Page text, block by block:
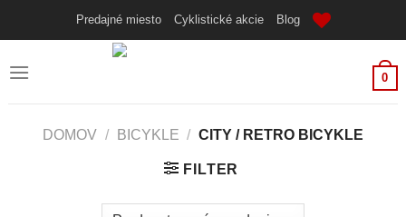
Predajné miesto Cyklistické akcie Blog
0
DOMOV / BICYKLE / CITY / RETRO BICYKLE
FILTER